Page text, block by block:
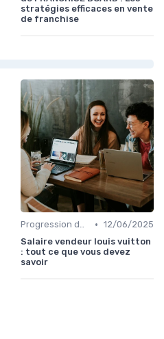
stratégies efficaces en vente
de franchise
Progression de carrière en vente • 12/06/2025
Salaire vendeur louis vuitton
: tout ce que vous devez
savoir